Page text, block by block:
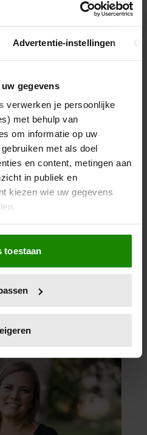
Advertentie-instellingen
gegevens
verwerken je persoonlijke
met behulp van
om informatie op uw
met als doel
en content, metingen aan
in publiek en
kiezen wie uw gegevens
ook graag:
over uw geografische
meter nauwkeurig kan zijn
eigenschappen (fingerprinting)
in het
en advertenties te
voor social media te bieden
analyseren. Ook delen we
onze site met onze
toestaan